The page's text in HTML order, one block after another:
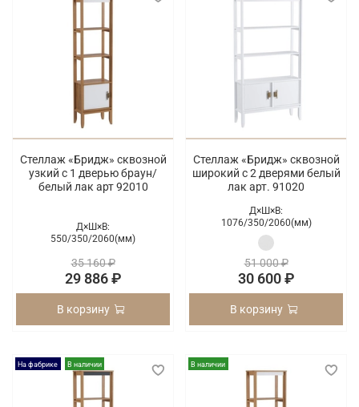
Стеллаж «Бридж» сквозной
узкий с 1 дверью браун/
белый лак арт 92010
Д×Ш×В:
550/350/2060(мм)
35 160 ₽
29 886 ₽
В корзину
Стеллаж «Бридж» сквозной
широкий с 2 дверями белый
лак арт. 91020
Д×Ш×В:
1076/350/2060(мм)
51 000 ₽
30 600 ₽
В корзину
На фабрике В наличии В наличии